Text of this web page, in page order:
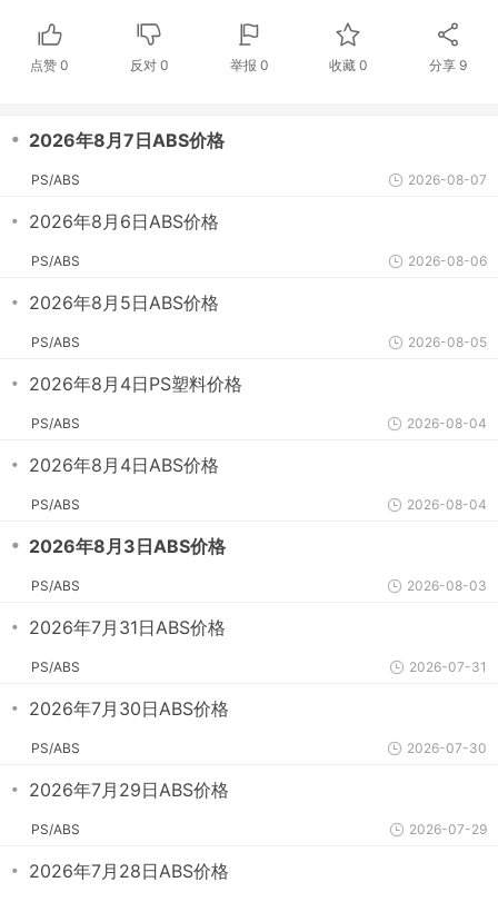
点赞0 反对 0 举报 0 收藏 0 分享9
・ 2026年8月7日ABS价格
PS/ABS 2026-08-07
・ 2026年8月6日ABS价格
PS/ABS 2026-08-06
・ 2026年8月5日ABS价格
PS/ABS 2026-08-05
・ 2026年8月4日PS塑料价格
PS/ABS 2026-08-04
・ 2026年8月4日ABS价格
PS/ABS 2026-08-04
・ 2026年8月3日ABS价格
PS/ABS 2026-08-03
・ 2026年7月31日ABS价格
PS/ABS 2026-07-31
・ 2026年7月30日ABS价格
PS/ABS 2026-07-30
・ 2026年7月29日ABS价格
PS/ABS 2026-07-29
・ 2026年7月28日ABS价格